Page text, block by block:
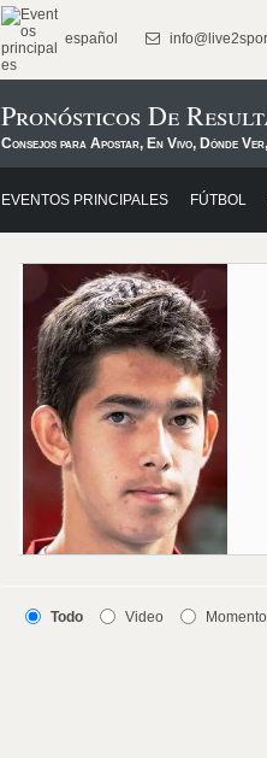
español
Pronósticos De
Consejos para Apostar, En Vivo, Dónde
EVENTOS PRINCIPALES FÚTBOL
Todo Video